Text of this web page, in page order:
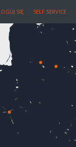
SIĘ SELF SERVICE